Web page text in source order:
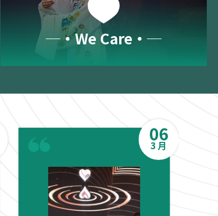
─‧We Care‧─
06
3 月